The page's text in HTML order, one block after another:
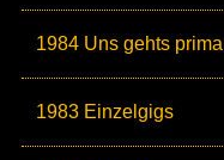
1984 Uns gehts prima
1983 Einzelgigs